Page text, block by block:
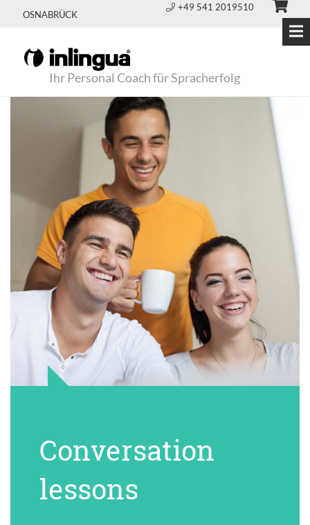
OSNABRÜCK
+49 541 2019510
Ihr Personal Coach für Spracherfolg
Conversation
lessons